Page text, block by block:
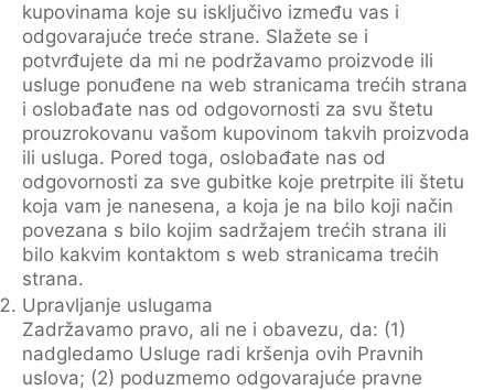
kupovinama koje su isključivo između vas i
odgovarajuće treće strane. Slažete se i
potvrđujete da mi ne podržavamo proizvode ili
usluge ponuđene na web stranicama trećih strana
i oslobađate nas od odgovornosti za svu štetu
prouzrokovanu vašom kupovinom takvih proizvoda
ili usluga. Pored toga, oslobađate nas od
odgovornosti za sve gubitke koje pretrpite ili štetu
koja vam je nanesena, a koja je na bilo koji način
povezana s bilo kojim sadržajem trećih strana ili
bilo kakvim kontaktom s web stranicama trećih
strana.
Upravljanje uslugama
Zadržavamo pravo, ali ne i obavezu, da: (1)
nadgledamo Usluge radi kršenja ovih Pravnih
uslova; (2) poduzmemo odgovarajuće pravne